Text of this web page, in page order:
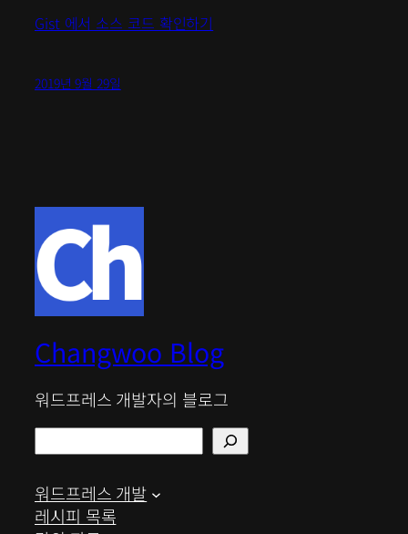
Gist 에서 소스 코드 확인하기
2019년 9월 29일
Changwoo Blog
워드프레스 개발자의 블로그
색
워드프레스 개발
레시피 목록